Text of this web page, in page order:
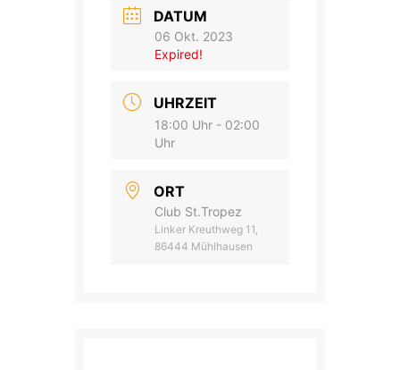
DATUM
06 Okt. 2023
Expired!
UHRZEIT
18:00 Uhr - 02:00
Uhr
ORT
Club St.Tropez
Linker Kreuthweg 11,
86444 Mühlhausen